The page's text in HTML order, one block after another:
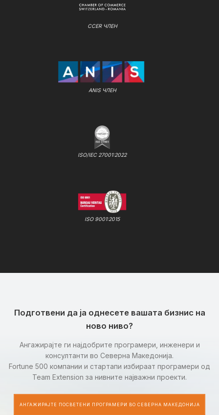
CCER ЧЛЕН
ANIS ЧЛЕН
ISO/IEC 27001:2022
ISO 9001:2015
Подготвени да ја однесете вашата бизнис на
ново ниво?
Ангажирајте ги најдобрите програмери, инженери и
консултанти во Северна Македонија.
Fortune 500 компании и стартапи избираат програмери од
Team Extension за нивните најважни проекти.
АНГАЖИРАЈТЕ ПОСВЕТЕНИ ПРОГРАМЕРИ ВО СЕВЕРНА МАКЕДОНИЈА